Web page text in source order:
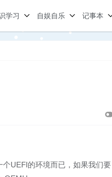
学习 自娱自乐 记事本
UEFI的环境而已，如果我们要